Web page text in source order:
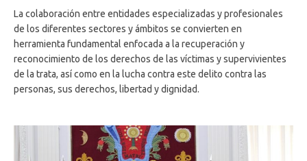
La colaboración entre entidades especializadas y profesionales
de los diferentes sectores y ámbitos se convierten en
herramienta fundamental enfocada a la recuperación y
reconocimiento de los derechos de las víctimas y supervivientes
de la trata, así como en la lucha contra este delito contra las
personas, sus derechos, libertad y dignidad.